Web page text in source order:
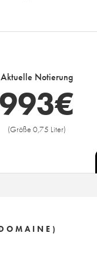
Aktuelle Notierung
993€
(Größe 0,75 Liter)